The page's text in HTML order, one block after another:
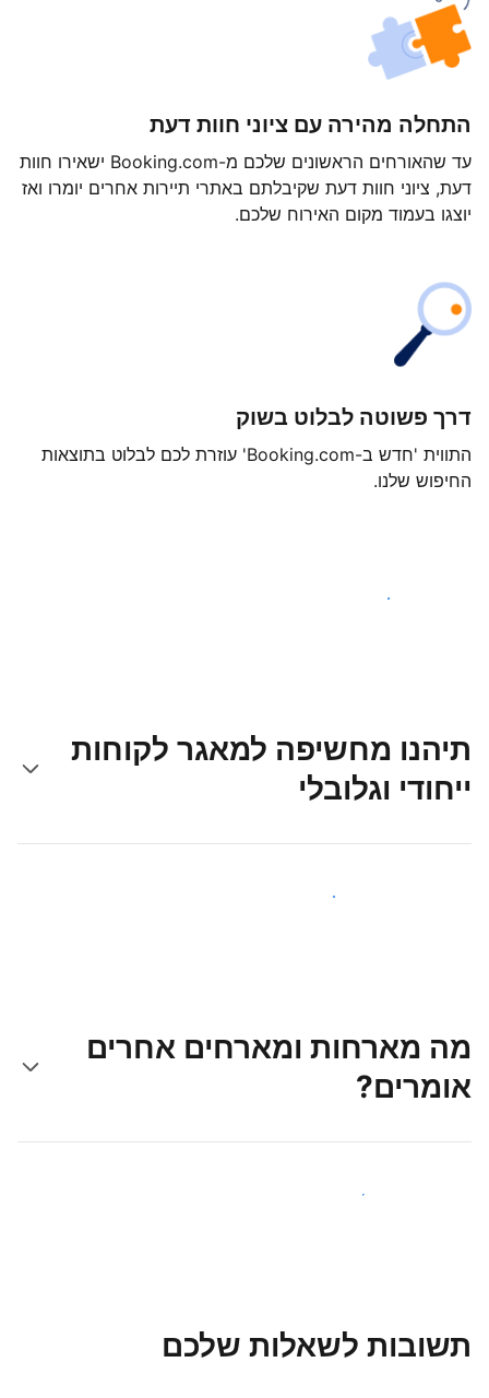
התחלה מהירה עם ציוני חוות דעת
עד שהאורחים הראשונים שלכם מ-Booking.com ישאירו חוות
דעת, ציוני חוות דעת שקיבלתם באתרי תיירות אחרים יומרו ואז
יוצגו בעמוד מקום האירוח שלכם.
דרך פשוטה לבלוט בשוק
התווית 'חדש ב-Booking.com' עוזרת לכם לבלוט בתוצאות
החיפוש שלנו.
צאו לדרך עוד היום
תיהנו מחשיפה למאגר לקוחות
ייחודי וגלובלי
קבלו חשיפה בפני אורחים חדשים
מה מארחות ומארחים אחרים
אומרים?
הצטרפו למארחים כמוכם
תשובות לשאלות שלכם